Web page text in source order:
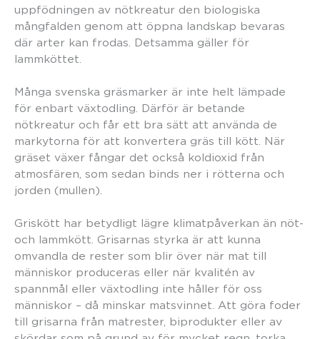
uppfödningen av nötkreatur den biologiska
mångfalden genom att öppna landskap bevaras
där arter kan frodas. Detsamma gäller för
lammköttet.
Många svenska gräsmarker är inte helt lämpade
för enbart växtodling. Därför är betande
nötkreatur och får ett bra sätt att använda de
markytorna för att konvertera gräs till kött. När
gräset växer fångar det också koldioxid från
atmosfären, som sedan binds ner i rötterna och
jorden (mullen).
Griskött har betydligt lägre klimatpåverkan än nöt-
och lammkött. Grisarnas styrka är att kunna
omvandla de rester som blir över när mat till
människor produceras eller när kvalitén av
spannmål eller växtodling inte håller för oss
människor – då minskar matsvinnet. Att göra foder
till grisarna från matrester, biprodukter eller av